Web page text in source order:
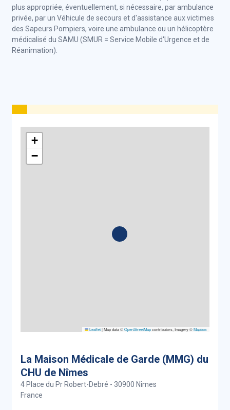
plus appropriée, éventuellement, si nécessaire, par ambulance
privée, par un Véhicule de secours et d'assistance aux victimes
des Sapeurs Pompiers, voire une ambulance ou un hélicoptère
médicalisé du SAMU (SMUR = Service Mobile d'Urgence et de
Réanimation).
+
−
Leaflet|Map data ©OpenStreetMapcontributors, Imagery ©Mapbox
La Maison Médicale de Garde (MMG) du
CHU de Nîmes
4 Place du Pr Robert-Debré - 30900 Nîmes
France